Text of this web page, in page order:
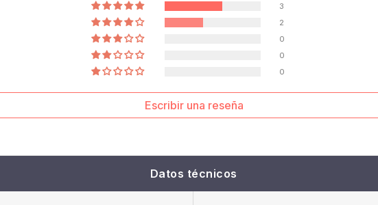
3
2
0
0
0
Escribir una reseña
Datos técnicos